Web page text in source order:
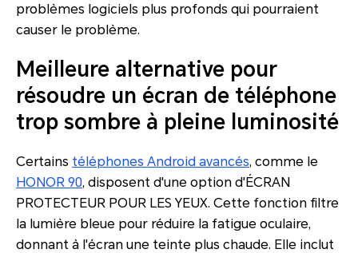
problèmes logiciels plus profonds qui pourraient
causer le problème.
Meilleure alternative pour
résoudre un écran de téléphone
trop sombre à pleine luminosité
Certains téléphones Android avancés, comme le
HONOR 90, disposent d'une option d'ÉCRAN
PROTECTEUR POUR LES YEUX. Cette fonction filtre
la lumière bleue pour réduire la fatigue oculaire,
donnant à l'écran une teinte plus chaude. Elle inclut